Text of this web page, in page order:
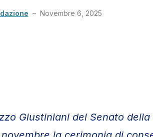
– Novembre 6, 2025
Giustiniani del Senato della